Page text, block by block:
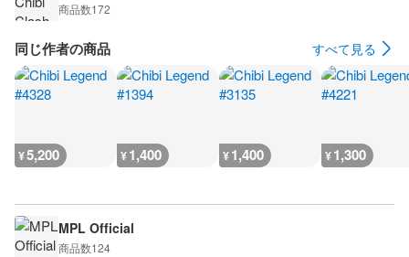
商品数172
同じ作者の商品 すべて見る
¥5,200 ¥1,400 ¥1,400 ¥1,300
MPL Official
商品数124